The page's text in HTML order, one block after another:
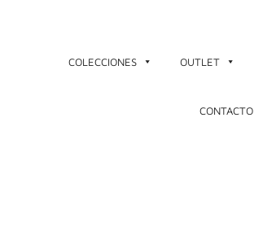
COLECCIONES OUTLET
CONTACTO